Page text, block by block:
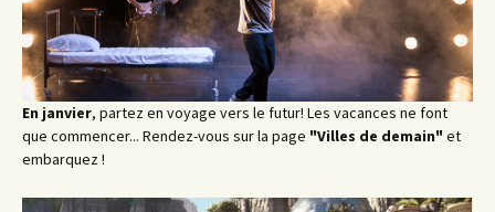
En janvier, partez en voyage vers le futur! Les vacances ne font
que commencer... Rendez-vous sur la page "Villes de demain" et
embarquez !